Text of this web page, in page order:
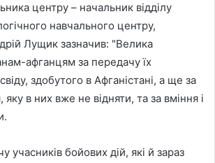
центру – начальник відділу
навчального центру,
Лущик зазначив: "Велика
афганцям за передачу їх
здобутого в Афганістані, а ще за
в них вже не відняти, та за вміння і
учасників бойових дій, які й зараз